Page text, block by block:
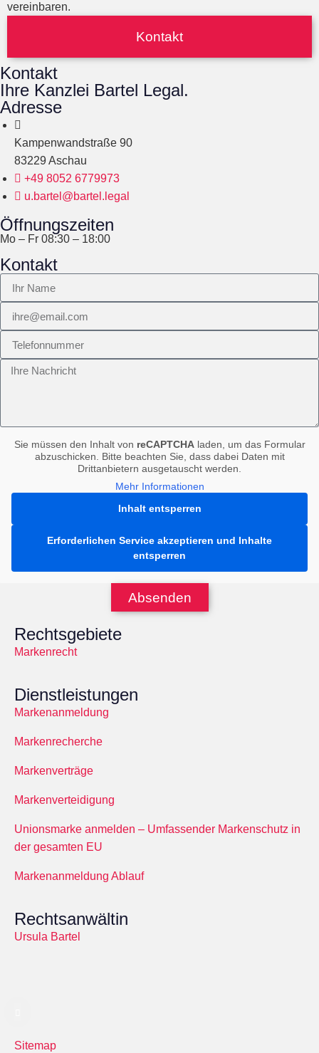
vereinbaren.
Kontakt
Kontakt
Ihre Kanzlei Bartel Legal.
Adresse
Kampenwandstraße 90
83229 Aschau
+49 8052 6779973
u.bartel@bartel.legal
Öffnungszeiten
Mo – Fr 08:30 – 18:00
Kontakt
Sie müssen den Inhalt von reCAPTCHAladen, um das Formular
abzuschicken. Bitte beachten Sie, dass dabei Daten mit
Drittanbietern ausgetauscht werden.
Mehr Informationen
Inhalt entsperren
Erforderlichen Service akzeptieren und Inhalte
entsperren
Absenden
Rechtsgebiete
Markenrecht
Dienstleistungen
Markenanmeldung
Markenrecherche
Markenverträge
Markenverteidigung
Unionsmarke anmelden – Umfassender Markenschutz in
der gesamten EU
Markenanmeldung Ablauf
Rechtsanwältin
Ursula Bartel
Sitemap